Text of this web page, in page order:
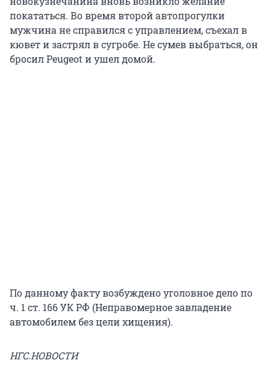
покататься. Во время второй автопрогулки
мужчина не справился с управлением, съехал в
кювет и застрял в сугробе. Не сумев выбраться, он
бросил Peugeot и ушел домой.
По данному факту возбуждено уголовное дело по
ч. 1 ст. 166 УК РФ (Неправомерное завладение
автомобилем без цели хищения).
НГС.НОВОСТИ